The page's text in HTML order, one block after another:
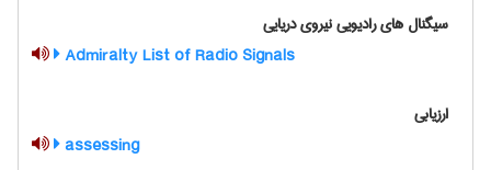
سیگنال های رادیویی نیروی دریایی
Admiralty List of Radio Signals
ارزیابی
assessing